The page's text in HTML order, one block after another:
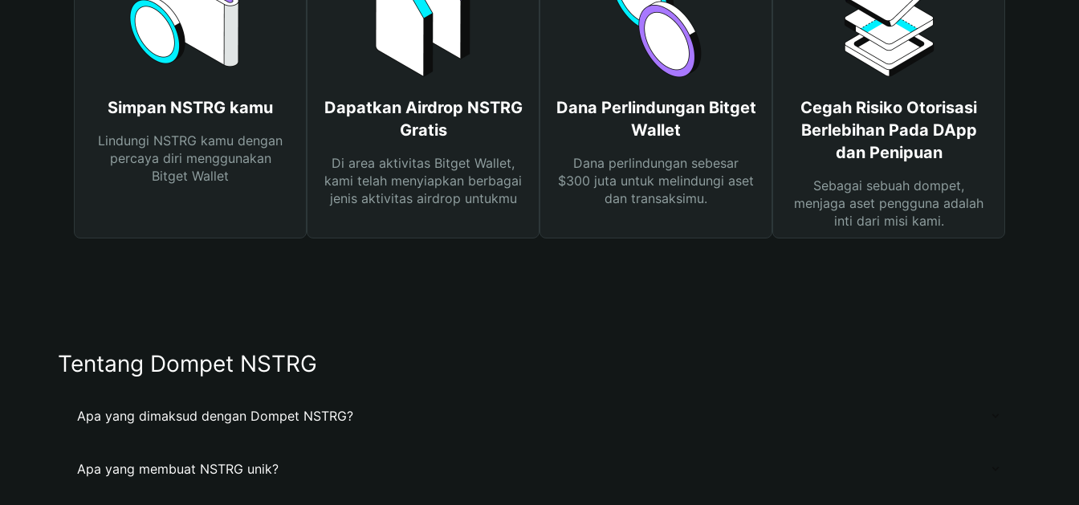
Simpan NSTRG kamu
Lindungi NSTRG kamu dengan
percaya diri menggunakan
Bitget Wallet
Dapatkan Airdrop NSTRG
Gratis
Di area aktivitas Bitget Wallet,
kami telah menyiapkan berbagai
jenis aktivitas airdrop untukmu
Dana Perlindungan Bitget
Wallet
Dana perlindungan sebesar
$300 juta untuk melindungi aset
dan transaksimu.
Cegah Risiko Otorisasi
Berlebihan Pada DApp
dan Penipuan
Sebagai sebuah dompet,
menjaga aset pengguna adalah
inti dari misi kami.
Tentang Dompet NSTRG
Apa yang dimaksud dengan Dompet NSTRG?
Apa yang membuat NSTRG unik?